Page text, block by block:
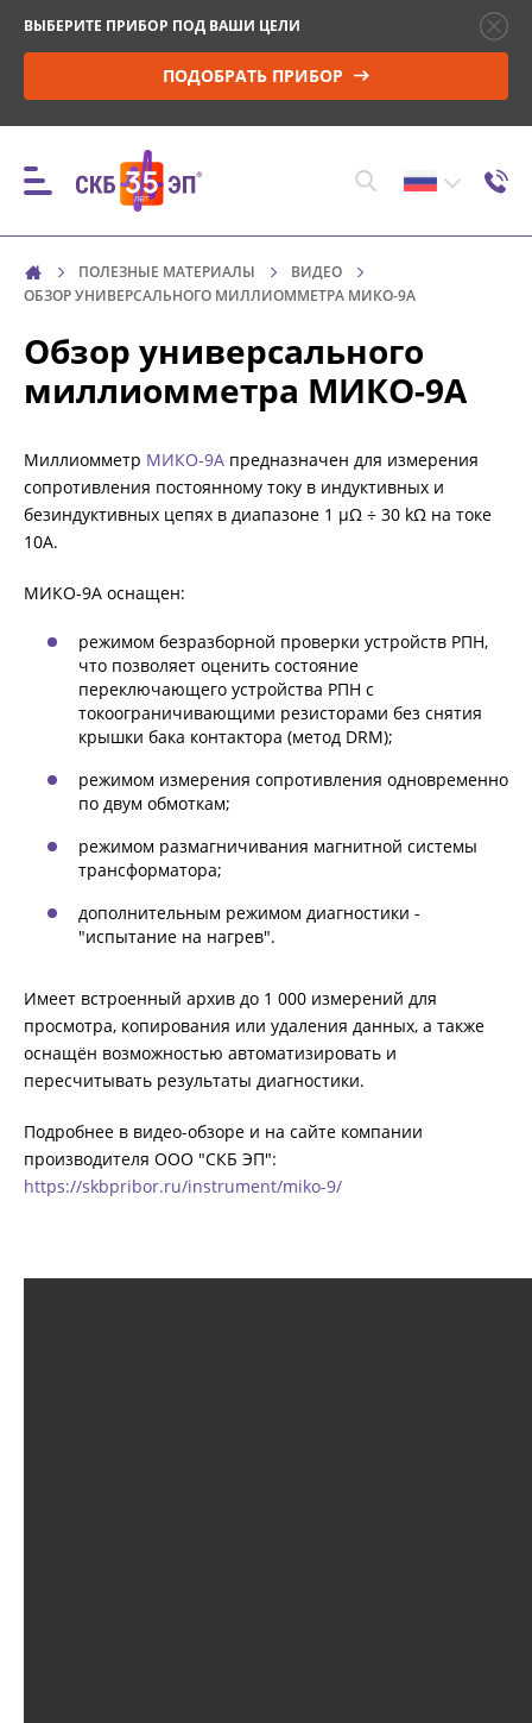
ВЫБЕРИТЕ ПРИБОР ПОД ВАШИ ЦЕЛИ
ПОДОБРАТЬ ПРИБОР
ПРИБОРЫ
КОНТРОЛЬ ПАРАМЕТРОВ И МОНИТОРИНГ
ВЫСОКОВОЛЬТНЫХ ВЫКЛЮЧАТЕЛЕЙ (ВВ)
УПРАВЛЕНИЕ ПРИВОДОМ ВВ И ПРОВЕРКА
МИНИМАЛЬНОГО НАПРЯЖЕНИЯ
СРАБАТЫВАНИЯ
ИЗМЕРЕНИЕ СОПРОТИВЛЕНИЯ В
ИЗМЕРЕНИЕ СОПРОТИВЛЕНИЯ В ИНДУКТИВНЫХ
ОБЪЕКТАХ
РАЗМАГНИЧИВАНИЕ ТРАНСФОРМАТОРОВ
ДИАГНОСТИКА УСТРОЙСТВ РПН СИЛОВЫХ
ТРАНСФОРМАТОРОВ
КОМПЛЕКТЫ ДЛЯ ЭЛЕКТРОТЕХНИЧЕСКИХ
ТРАССОПОИСКОВОЕ УСТРОЙСТВО И
ПОЛЕЗНЫЕ МАТЕРИАЛЫ
ВИДЕО
ОБЗОР УНИВЕРСАЛЬНОГО МИЛЛИОММЕТРА МИКО-9А
Обзор универсального
миллиомметра МИКО-9А
Миллиомметр МИКО-9А предназначен для измерения
сопротивления постоянному току в индуктивных и
безиндуктивных цепях в диапазоне 1 μΩ ÷ 30 kΩ на токе
10А.
МИКО-9А оснащен:
режимом безразборной проверки устройств РПН,
что позволяет оценить состояние
переключающего устройства РПН с
токоограничивающими резисторами без снятия
крышки бака контактора (метод DRM);
режимом измерения сопротивления одновременно
по двум обмоткам;
режимом размагничивания магнитной системы
трансформатора;
дополнительным режимом диагностики -
"испытание на нагрев".
Имеет встроенный архив до 1 000 измерений для
просмотра, копирования или удаления данных, а также
оснащён возможностью автоматизировать и
пересчитывать результаты диагностики.
Подробнее в видео-обзоре и на сайте компании
производителя ООО "СКБ ЭП":
https://skbpribor.ru/instrument/miko-9/